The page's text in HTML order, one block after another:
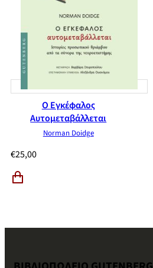
Ο Εγκέφαλος
Αυτομεταβάλλεται
Norman Doidge
€25,00